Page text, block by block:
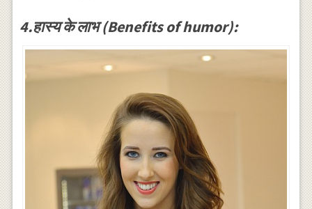
4.हास्य के लाभ (Benefits of humor):